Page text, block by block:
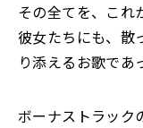
その全てを、これ
彼女たちにも、散
り添えるお歌であ
ボーナストラック